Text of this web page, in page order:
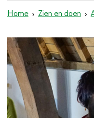
inhoud
Home Zien en doen